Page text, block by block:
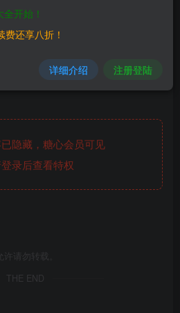
fcmit.
fcmit.cc】第零章 资料课件.zip
隐藏，糖心会员可见
录后查看特权
请勿转载。
THE END
开始！
还享八折！
详细介绍 注册登陆